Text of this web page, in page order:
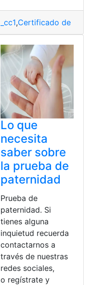
_cc1,Certificado de
Lo que
necesita
saber sobre
la prueba de
paternidad
Prueba de
paternidad. Si
tienes alguna
inquietud recuerda
contactarnos a
través de nuestras
redes sociales,
o regístrate y